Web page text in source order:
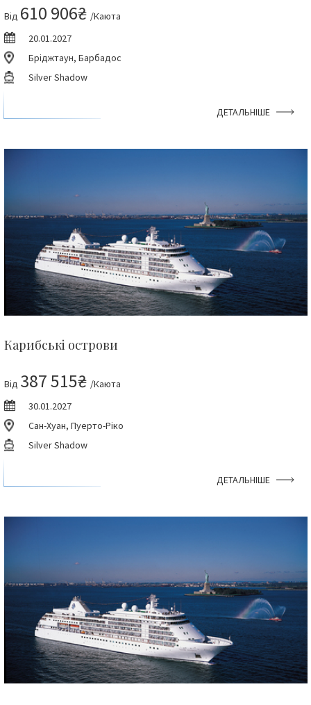
Від 610 906₴ /Каюта
20.01.2027
Бріджтаун, Барбадос
Silver Shadow
ДЕТАЛЬНІШЕ
Карибські острови
Від 387 515₴ /Каюта
30.01.2027
Сан-Хуан, Пуерто-Ріко
Silver Shadow
ДЕТАЛЬНІШЕ